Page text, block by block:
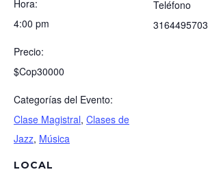
Hora:
4:00 pm
Precio:
$Cop30000
Categorías del Evento:
Clase Magistral, Clases de
Jazz, Música
LOCAL
Teléfono
3164495703